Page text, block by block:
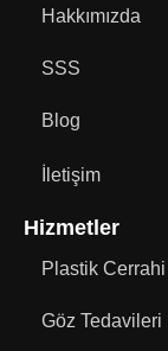
Hakkımızda
SSS
Blog
İletişim
Hizmetler
Plastik Cerrahi
Göz Tedavileri